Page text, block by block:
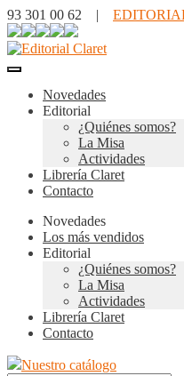
93 301 00 62 |
Novedades
Editorial
¿Quiénes somos?
La Misa
Actividades
Librería Claret
Contacto
Novedades
Los más vendidos
Editorial
¿Quiénes somos?
La Misa
Actividades
Librería Claret
Contacto
Nuestro catálogo